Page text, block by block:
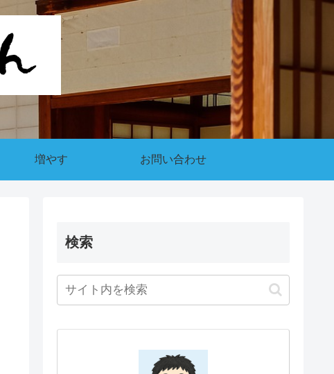
増やす お問い合わせ
検索